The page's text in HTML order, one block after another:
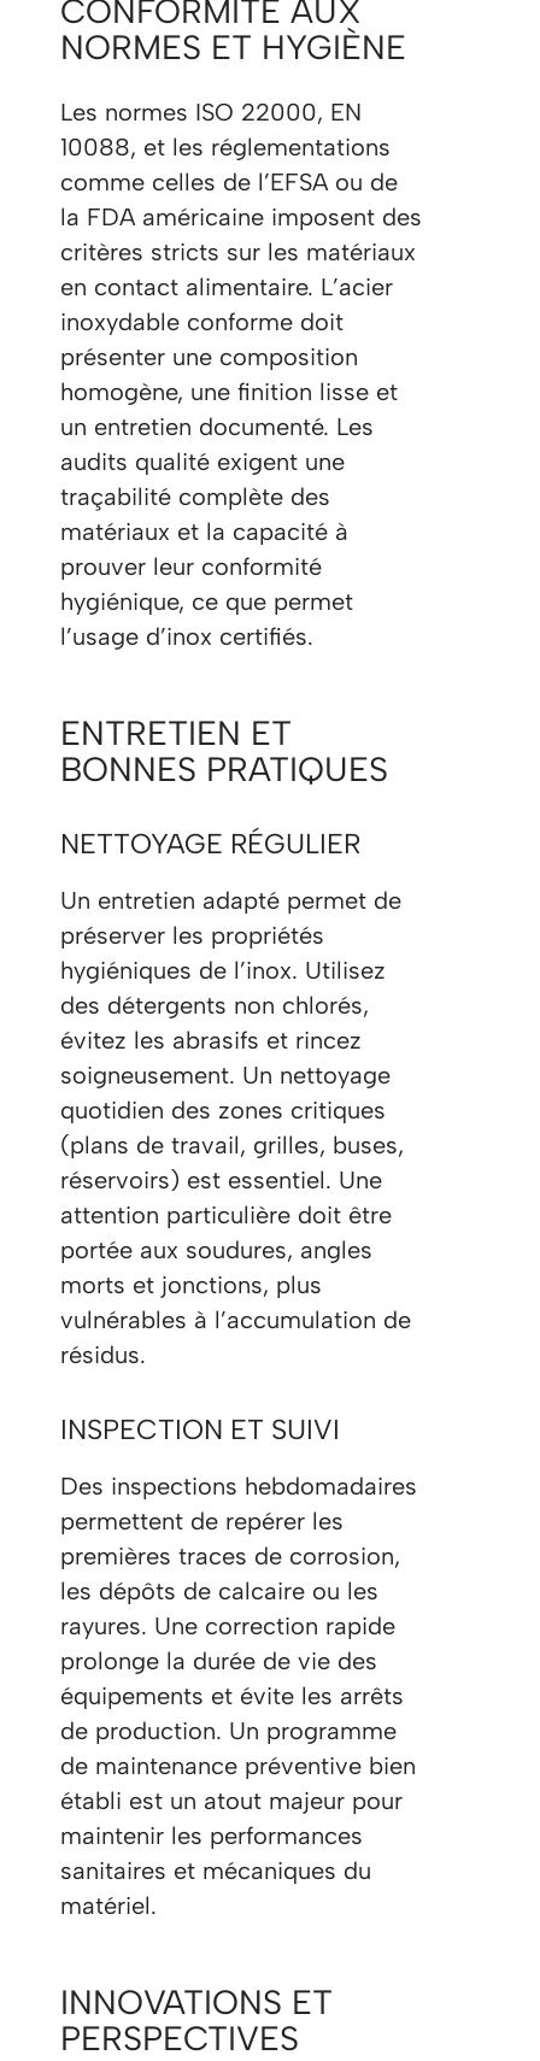
CONFORMITÉ AUX
NORMES ET HYGIÈNE
Les normes ISO 22000, EN
10088, et les réglementations
comme celles de l’EFSA ou de
la FDA américaine imposent des
critères stricts sur les matériaux
en contact alimentaire. L’acier
inoxydable conforme doit
présenter une composition
homogène, une finition lisse et
un entretien documenté. Les
audits qualité exigent une
traçabilité complète des
matériaux et la capacité à
prouver leur conformité
hygiénique, ce que permet
l’usage d’inox certifiés.
ENTRETIEN ET
BONNES PRATIQUES
NETTOYAGE RÉGULIER
Un entretien adapté permet de
préserver les propriétés
hygiéniques de l’inox. Utilisez
des détergents non chlorés,
évitez les abrasifs et rincez
soigneusement. Un nettoyage
quotidien des zones critiques
(plans de travail, grilles, buses,
réservoirs) est essentiel. Une
attention particulière doit être
portée aux soudures, angles
morts et jonctions, plus
vulnérables à l’accumulation de
résidus.
INSPECTION ET SUIVI
Des inspections hebdomadaires
permettent de repérer les
premières traces de corrosion,
les dépôts de calcaire ou les
rayures. Une correction rapide
prolonge la durée de vie des
équipements et évite les arrêts
de production. Un programme
de maintenance préventive bien
établi est un atout majeur pour
maintenir les performances
sanitaires et mécaniques du
matériel.
INNOVATIONS ET
PERSPECTIVES